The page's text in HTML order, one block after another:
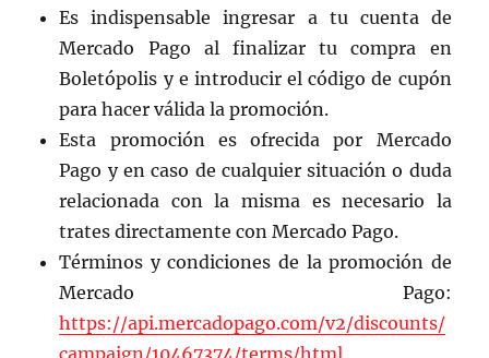
Es indispensable ingresar a tu cuenta de
Mercado Pago al finalizar tu compra en
Boletópolis y e introducir el código de cupón
para hacer válida la promoción.
Esta promoción es ofrecida por Mercado
Pago y en caso de cualquier situación o duda
relacionada con la misma es necesario la
trates directamente con Mercado Pago.
Términos y condiciones de la promoción de
Mercado Pago:
https://api.mercadopago.com/v2/discounts/